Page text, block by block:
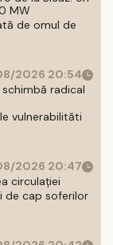
MW
de omul de
2026 20:54
radical
vulnerabilităti
2026 20:47
circulației
de cap soferilor